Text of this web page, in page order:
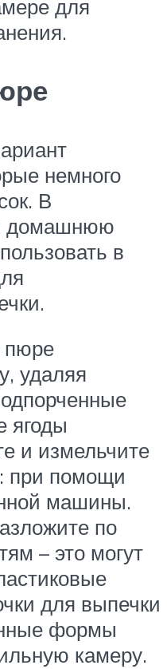
для
немного
В
домашнюю
в
пюре
удаляя
ягоды
и измельчите
при помощи
машины.
по
– это могут
для выпечки
формы
камеру.